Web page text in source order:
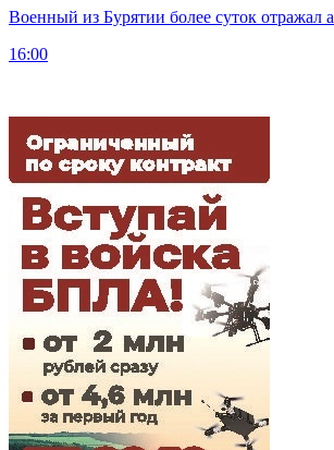
Военный из Бурятии более суток отражал
16:00